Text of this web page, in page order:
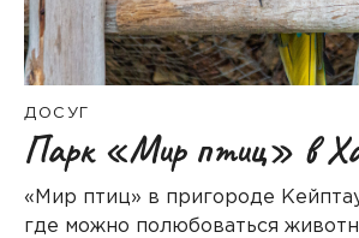
ДОСУГ
Парк «Мир птиц» в
«Мир птиц» в пригороде
где можно полюбоваться